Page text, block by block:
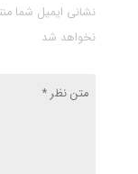
نشانی ایمیل شما
نخواهد شد